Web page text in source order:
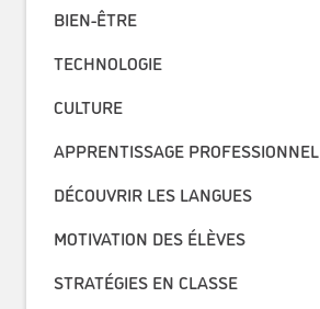
BIEN-ÊTRE
TECHNOLOGIE
CULTURE
APPRENTISSAGE PROFESSIONNEL
DÉCOUVRIR LES LANGUES
MOTIVATION DES ÉLÈVES
STRATÉGIES EN CLASSE